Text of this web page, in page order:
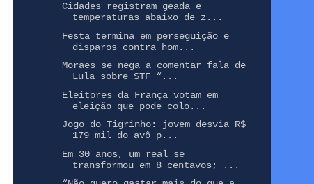
Cidades registram geada e
temperaturas abaixo de z...
Festa termina em perseguição e
disparos contra hom...
Moraes se nega a comentar fala de
Lula sobre STF “...
Eleitores da França votam em
eleição que pode colo...
Jogo do Tigrinho: jovem desvia R$
179 mil do avô p...
Em 30 anos, um real se
transformou em 8 centavos; ...